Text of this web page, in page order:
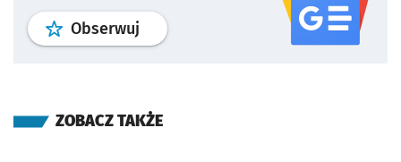
Obserwuj profil serwisu
ZOBACZ TAKŻE